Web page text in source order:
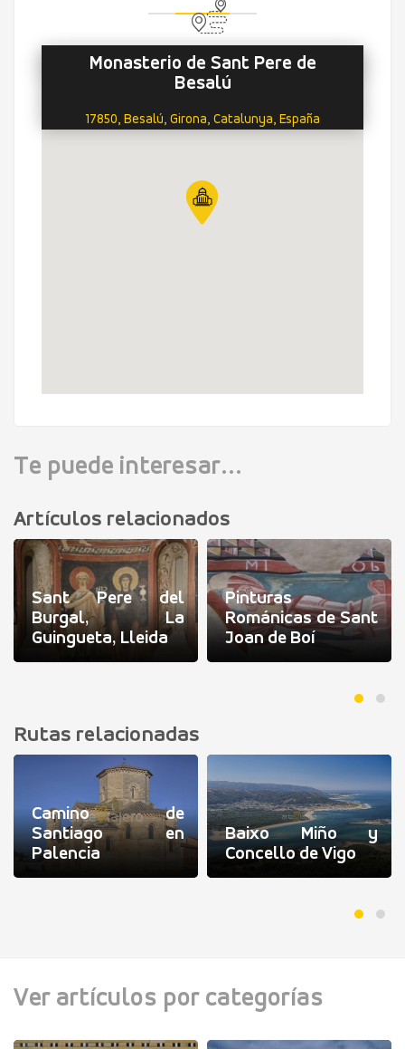
Monasterio de Sant Pere de
Besalú
17850, Besalú, Girona, Catalunya, España
Te puede interesar...
Artículos relacionados
Sant Pere del
Burgal, La
Guingueta, Lleida
Pinturas
Románicas de Sant
Joan de Boí
Rutas relacionadas
Camino de
Santiago en
Palencia
Baixo Miño y
Concello de Vigo
Ver artículos por categorías